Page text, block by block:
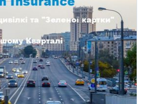
Со скидкой до 25%